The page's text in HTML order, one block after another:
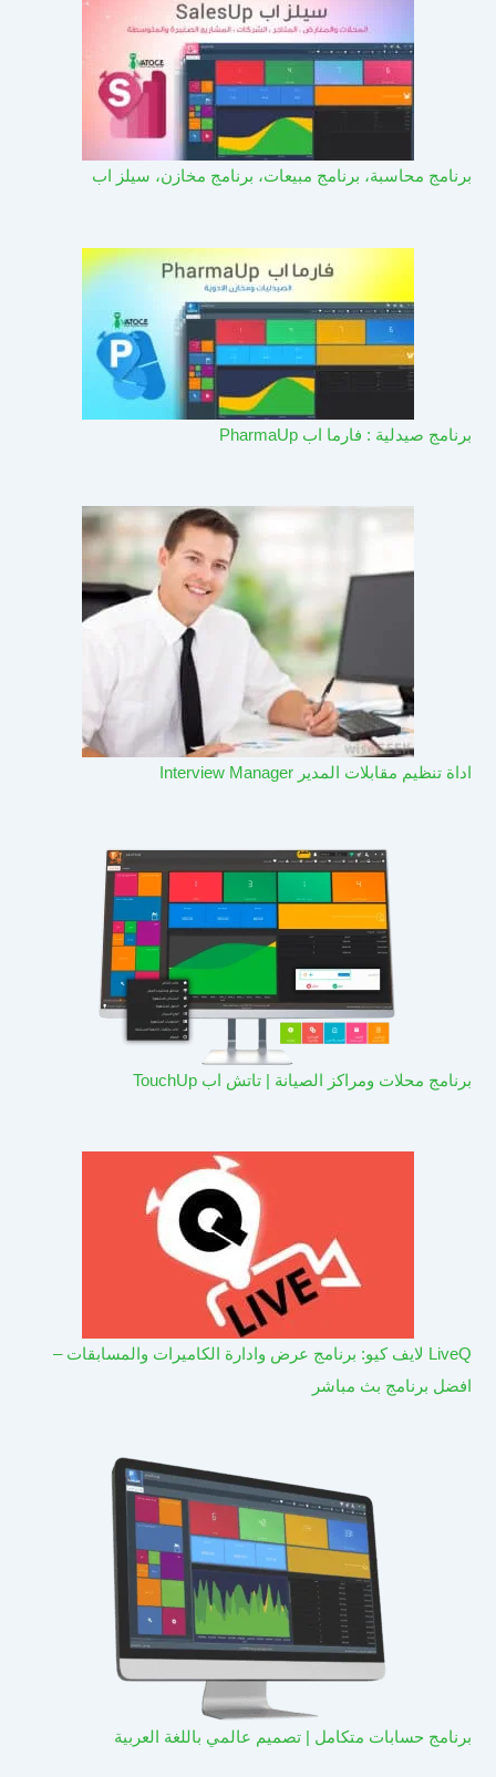
برنامج محاسبة، برنامج مبيعات، برنامج مخازن، سيلز اب
برنامج صيدلية : فارما اب PharmaUp​
اداة تنظيم مقابلات المدير Interview Manager
برنامج محلات ومراكز الصيانة | تاتش اب TouchUp
LiveQ لايف كيو: برنامج عرض وادارة الكاميرات والمسابقات –
افضل برنامج بث مباشر
برنامج حسابات متكامل | تصميم عالمي باللغة العربية